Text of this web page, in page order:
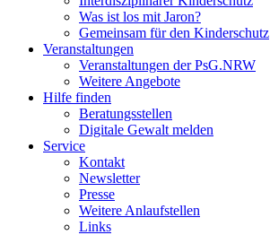
Was ist los mit Jaron?
Gemeinsam für den Kinderschutz
Veranstaltungen
Veranstaltungen der PsG.NRW
Weitere Angebote
Hilfe finden
Beratungsstellen
Digitale Gewalt melden
Service
Kontakt
Newsletter
Presse
Weitere Anlaufstellen
Links